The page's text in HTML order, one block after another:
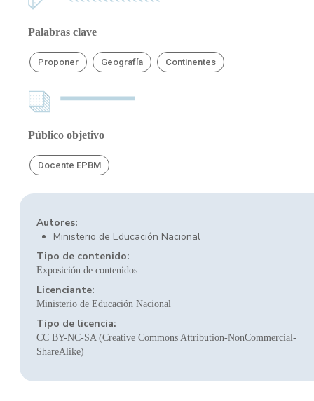
Palabras clave
Proponer Geografía Continentes
Público objetivo
Docente EPBM
Autores:
Ministerio de Educación Nacional
Tipo de contenido:
Exposición de contenidos
Licenciante:
Ministerio de Educación Nacional
Tipo de licencia:
CC BY-NC-SA (Creative Commons Attribution-NonCommercial-
ShareAlike)